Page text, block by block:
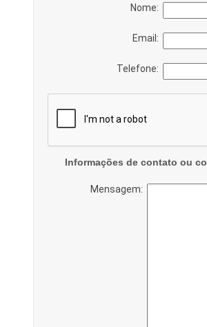
Nome:
Email:
Telefone:
Informações de contato ou
Mensagem: